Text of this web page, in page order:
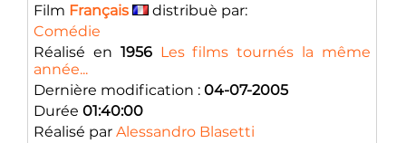
Film Français
distribuè par:
Comédie
Réalisé en 1956 Les films tournés la même
année...
Dernière modification : 04-07-2005
Durée 01:40:00
Réalisé par Alessandro Blasetti